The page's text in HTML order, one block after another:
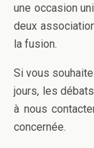
une occasion
deux
la fusion.
Si vous
jours, les
à nous
concernée.